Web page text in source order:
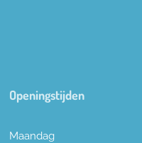
Openingstijden
Maandag